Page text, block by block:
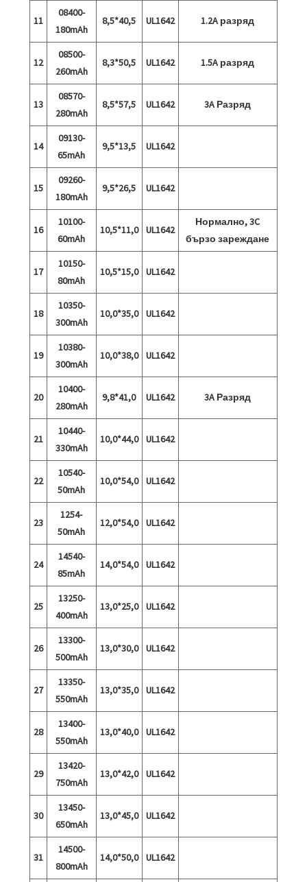
11
08400-
180mAh
8,5*40,5 UL1642 1.2A разряд
12
08500-
260mAh
8,3*50,5 UL1642 1.5A разряд
13
08570-
280mAh
8,5*57,5 UL1642 3A Разряд
14
09130-
65mAh
9,5*13,5 UL1642
15
09260-
180mAh
9,5*26,5 UL1642
16
10100-
60mAh
10,5*11,0 UL1642
Нормално, 3C
бързо зареждане
17
10150-
80mAh
10,5*15,0 UL1642
18
10350-
300mAh
10,0*35,0 UL1642
19
10380-
300mAh
10,0*38,0 UL1642
20
10400-
280mAh
9,8*41,0 UL1642 3A Разряд
21
10440-
330mAh
10,0*44,0 UL1642
22
10540-
50mAh
10,0*54,0 UL1642
23
1254-
50mAh
12,0*54,0 UL1642
24
14540-
85mAh
14,0*54,0 UL1642
25
13250-
400mAh
13,0*25,0 UL1642
26
13300-
500mAh
13,0*30,0 UL1642
27
13350-
550mAh
13,0*35,0 UL1642
28
13400-
550mAh
13,0*40,0 UL1642
29
13420-
750mAh
13,0*42,0 UL1642
30
13450-
650mAh
13,0*45,0 UL1642
31
14500-
800mAh
14,0*50,0 UL1642